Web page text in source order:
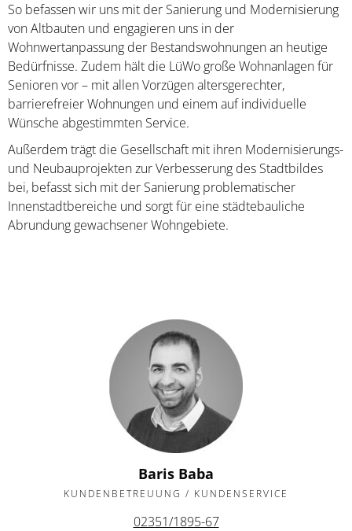
So befassen wir uns mit der Sanierung und Modernisierung
von Altbauten und engagieren uns in der
Wohnwertanpassung der Bestandswohnungen an heutige
Bedürfnisse. Zudem hält die LüWo große Wohnanlagen für
Senioren vor – mit allen Vorzügen altersgerechter,
barrierefreier Wohnungen und einem auf individuelle
Wünsche abgestimmten Service.
Außerdem trägt die Gesellschaft mit ihren Modernisierungs-
und Neubauprojekten zur Verbesserung des Stadtbildes
bei, befasst sich mit der Sanierung problematischer
Innenstadtbereiche und sorgt für eine städtebauliche
Abrundung gewachsener Wohngebiete.
Baris Baba
KUNDENBETREUUNG / KUNDENSERVICE
02351/1895-67